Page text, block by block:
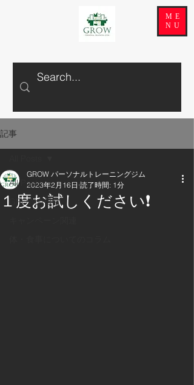
ME
NU
記事
All Posts
GROWの日常
１度お試しください❗
GROW パーソナルトレーニングジム
2023年2月16日 読了時間: 1分